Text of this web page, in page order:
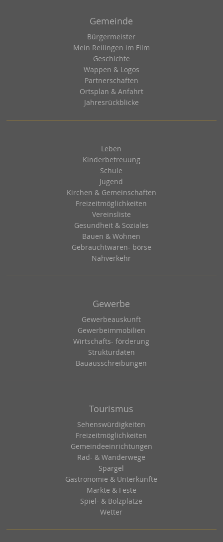
Gemeinde
Bürgermeister
Mein Reilingen im Film
Geschichte
Wappen & Logos
Partnerschaften
Ortsplan & Anfahrt
Jahresrückblicke
Leben
Kinderbetreuung
Schule
Jugend
Kirchen & Gemeinschaften
Freizeitmöglichkeiten
Vereinsliste
Gesundheit & Soziales
Bauen & Wohnen
Gebrauchtwaren- börse
Nahverkehr
Gewerbe
Gewerbeauskunft
Gewerbeimmobilien
Wirtschafts- förderung
Strukturdaten
Bauausschreibungen
Tourismus
Sehenswürdigkeiten
Freizeitmöglichkeiten
Gemeindeeinrichtungen
Rad- & Wanderwege
Spargel
Gastronomie & Unterkünfte
Märkte & Feste
Spiel- & Bolzplätze
Wetter